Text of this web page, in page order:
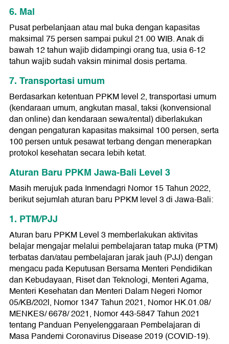
6. Mal
Pusat perbelanjaan atau mal buka dengan kapasitas
maksimal 75 persen sampai pukul 21.00 WIB. Anak di
bawah 12 tahun wajib didampingi orang tua, usia 6-12
tahun wajib sudah vaksin minimal dosis pertama.
7. Transportasi umum
Berdasarkan ketentuan PPKM level 2, transportasi umum
(kendaraan umum, angkutan masal, taksi (konvensional
dan online) dan kendaraan sewa/rental) diberlakukan
dengan pengaturan kapasitas maksimal 100 persen, serta
100 persen untuk pesawat terbang dengan menerapkan
protokol kesehatan secara lebih ketat.
Aturan Baru PPKM Jawa-Bali Level 3
Masih merujuk pada Inmendagri Nomor 15 Tahun 2022,
berikut sejumlah aturan baru PPKM level 3 di Jawa-Bali:
1. PTM/PJJ
Aturan baru PPKM Level 3 memberlakukan aktivitas
belajar mengajar melalui pembelajaran tatap muka (PTM)
terbatas dan/atau pembelajaran jarak jauh (PJJ) dengan
mengacu pada Keputusan Bersama Menteri Pendidikan
dan Kebudayaan, Riset dan Teknologi, Menteri Agama,
Menteri Kesehatan dan Menteri Dalam Negeri Nomor
05/KB/202l, Nomor 1347 Tahun 2021, Nomor HK.01.08/
MENKES/ 6678/ 2021, Nomor 443-5847 Tahun 2021
tentang Panduan Penyelenggaraan Pembelajaran di
Masa Pandemi Coronavirus Disease 2019 (COVID-19).